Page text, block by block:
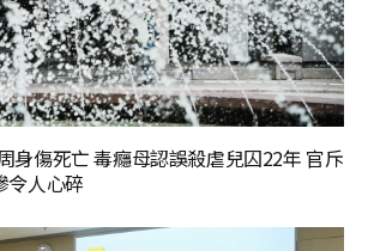
身傷死亡 毒癮母認誤殺虐兒囚22年 官斥
令人心碎